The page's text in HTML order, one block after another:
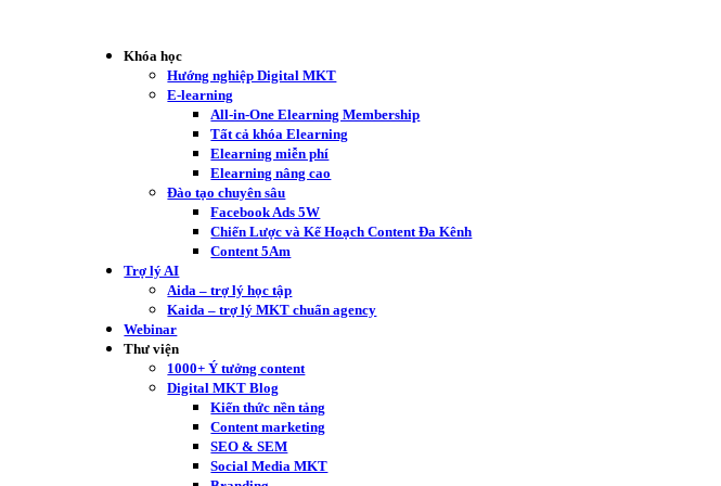
Khóa học
Hướng nghiệp Digital MKT
E-learning
All-in-One Elearning Membership
Tất cả khóa Elearning
Elearning miễn phí
Elearning nâng cao
Đào tạo chuyên sâu
Facebook Ads 5W
Chiến Lược và Kế Hoạch Content Đa Kênh
Content 5Am
Trợ lý AI
Aida – trợ lý học tập
Kaida – trợ lý MKT chuẩn agency
Webinar
Thư viện
1000+ Ý tưởng content
Digital MKT Blog
Kiến thức nền tảng
Content marketing
SEO & SEM
Social Media MKT